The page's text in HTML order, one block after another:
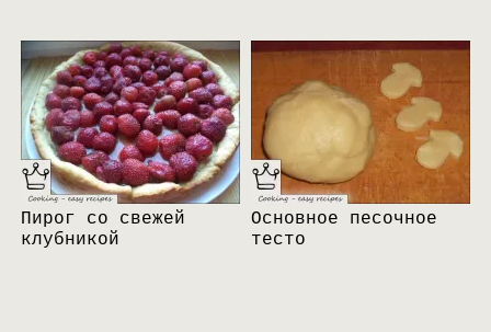
Пирог со свежей
клубникой
Основное песочное
тесто